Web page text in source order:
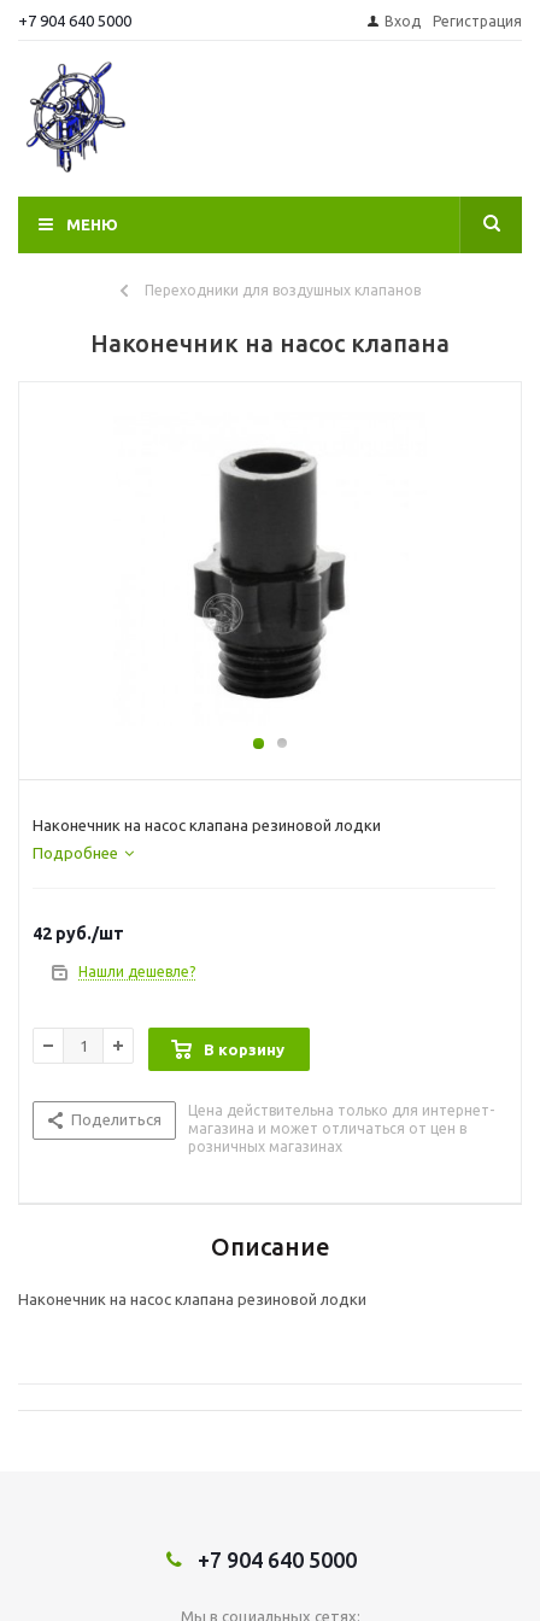
+7 904 640 5000 Вход Регистрация
МЕНЮ
Переходники для воздушных клапанов
Наконечник на насос клапана
Наконечник на насос клапана резиновой лодки
Подробнее
42 руб./шт
Нашли дешевле?
В корзину
Поделиться
Цена действительна только для интернет-
магазина и может отличаться от цен в
розничных магазинах
Описание
Наконечник на насос клапана резиновой лодки
+7 904 640 5000
Мы в социальных сетях: